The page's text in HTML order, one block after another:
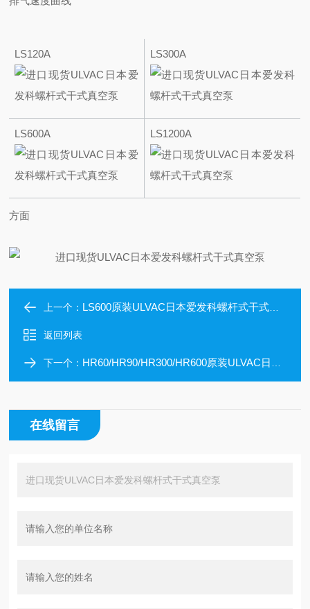
LS120A LS300A
LS600A LS1200A
方面
上一个： LS600原装ULVAC日本爱发科螺杆式干式真空泵
返回列表
下一个： HR60/HR90/HR300/HR600原装ULVAC日本爱发科多级罗茨式干式真空泵
在线留言